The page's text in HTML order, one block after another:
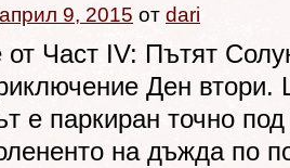
април 9, 2015 от dari
Част IV: Пътят
Ден
е паркиран точно
на дъжда по